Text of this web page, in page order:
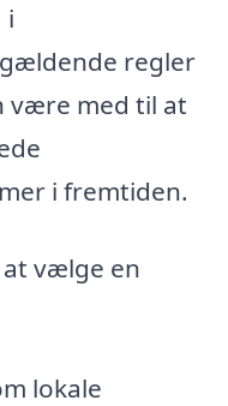
i
regler
være med til at
i fremtiden.
vælge en
lokale